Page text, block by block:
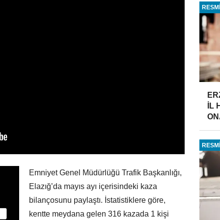
Emniyet Genel Müdürlüğü Trafik Başkanlığı,
Elazığ’da mayıs ayı içerisindeki kaza
bilançosunu paylaştı. İstatistiklere göre,
kentte meydana gelen 316 kazada 1 kişi
İL